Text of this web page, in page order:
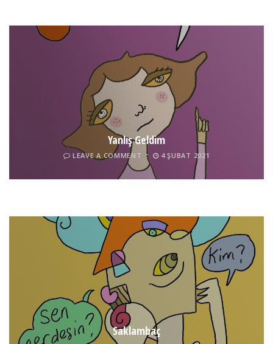
Yanlış Geldim
LEAVE A COMMENT 4 ŞUBAT 2021
Tel İnsan
LEAVE A COMMENT 4 ŞUBAT 2021
Saklambaç